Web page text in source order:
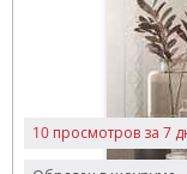
10 просмотров за 7